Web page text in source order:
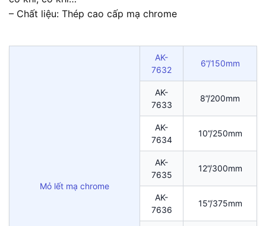
– Chất liệu: Thép cao cấp mạ chrome
Mỏ lết mạ chrome
AK-
7632
6”/150mm
AK-
7633
8”/200mm
AK-
7634
10”/250mm
AK-
7635
12”/300mm
AK-
7636
15”/375mm